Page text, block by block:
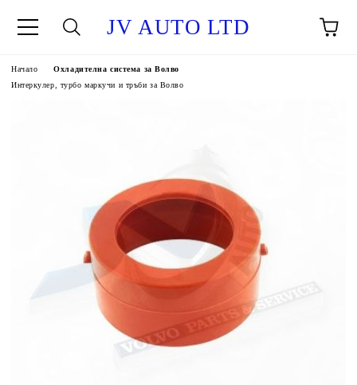
JV AUTO LTD
Начало
Охладителна система за Волво
Интеркулер, турбо маркучи и тръби за Волво